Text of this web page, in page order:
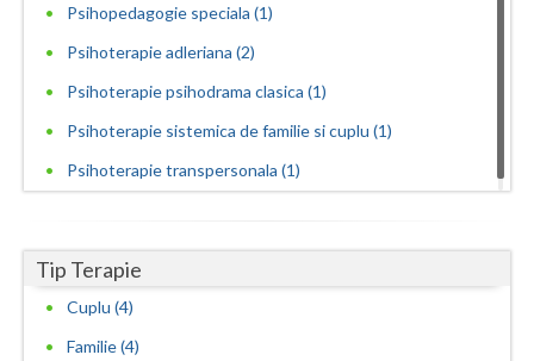
Psihopedagogie speciala (1)
Psihoterapie adleriana (2)
Psihoterapie psihodrama clasica (1)
Psihoterapie sistemica de familie si cuplu (1)
Psihoterapie transpersonala (1)
Tip Terapie
Cuplu (4)
Familie (4)